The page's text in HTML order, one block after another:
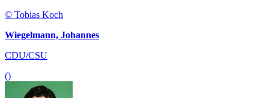
© Tobias Koch
Wiegelmann, Johannes
CDU/CSU
()